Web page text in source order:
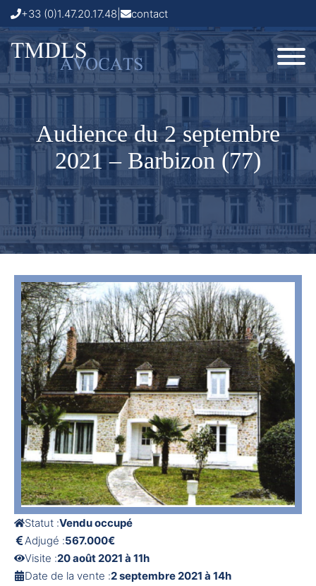
+33 (0)1.47.20.17.48 contact
Audience du 2 septembre
2021 – Barbizon (77)
Statut :Vendu occupé
Adjugé :567.000€
Visite :20 août 2021 à 11h
Date de la vente :2 septembre 2021 à 14h